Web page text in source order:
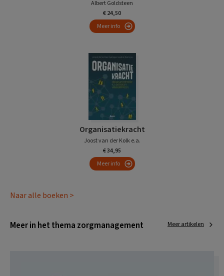
Albert Goldsteen
€ 24,50
Meer info
Organisatiekracht
Joost van der Kolk e.a.
€ 34,95
Meer info
Naar alle boeken >
Meer in het thema zorgmanagement Meer artikelen